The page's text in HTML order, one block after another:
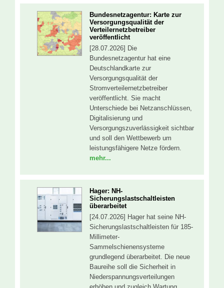
Bundesnetzagentur: Kar­te zur
Ver­sor­gungs­qua­li­tät der
Verteilernetzbetreiber
veröffentlicht
[28.07.2026] Die
Bundesnetzagentur hat eine
Deutschlandkarte zur
Versorgungsqualität der
Stromverteilernetzbetreiber
veröffentlicht. Sie macht
Unterschiede bei Netzanschlüssen,
Digitalisierung und
Versorgungszuverlässigkeit sichtbar
und soll den Wettbewerb um
leistungsfähigere Netze fördern.
mehr...
Hager: NH-
Sicherungslastschaltleisten
überarbeitet
[24.07.2026] Hager hat seine NH-
Sicherungslastschaltleisten für 185-
Millimeter-
Sammelschienensysteme
grundlegend überarbeitet. Die neue
Baureihe soll die Sicherheit in
Niederspannungsverteilungen